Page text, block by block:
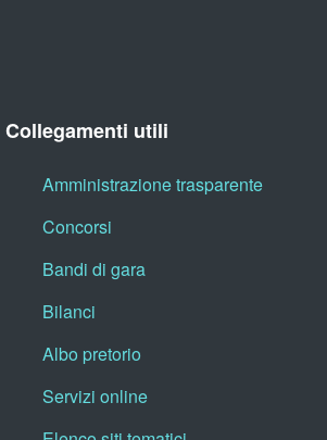
Collegamenti utili
Amministrazione trasparente
Concorsi
Bandi di gara
Bilanci
Albo pretorio
Servizi online